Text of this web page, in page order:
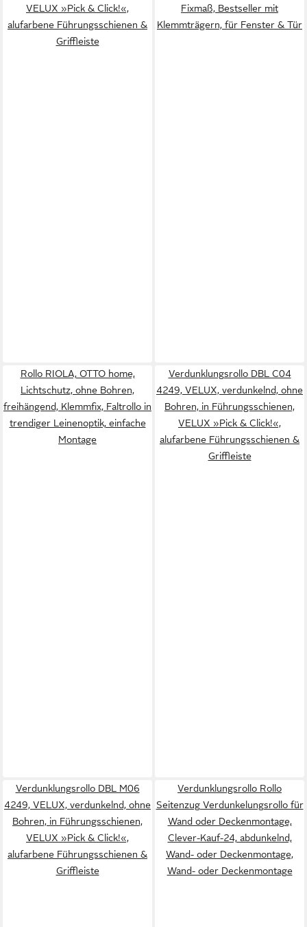
VELUX »Pick & Click!«,
alufarbene Führungsschienen &
Griffleiste
Fixmaß, Bestseller mit
Klemmträgern, für Fenster & Tür
Rollo RIOLA, OTTO home,
Lichtschutz, ohne Bohren,
freihängend, Klemmfix, Faltrollo in
trendiger Leinenoptik, einfache
Montage
Verdunklungsrollo DBL C04
4249, VELUX, verdunkelnd, ohne
Bohren, in Führungsschienen,
VELUX »Pick & Click!«,
alufarbene Führungsschienen &
Griffleiste
Verdunklungsrollo DBL M06
4249, VELUX, verdunkelnd, ohne
Bohren, in Führungsschienen,
VELUX »Pick & Click!«,
alufarbene Führungsschienen &
Griffleiste
Verdunklungsrollo Rollo
Seitenzug Verdunkelungsrollo für
Wand oder Deckenmontage,
Clever-Kauf-24, abdunkelnd,
Wand- oder Deckenmontage,
Wand- oder Deckenmontage